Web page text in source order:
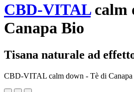
CBD-VITALcalm
Canapa Bio
Tisana naturale ad
CBD-VITAL calm down - Tè di